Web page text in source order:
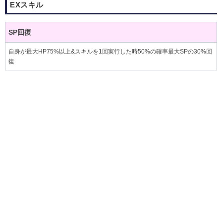
EXスキル
SP回復
自身が最大HP75%以上&スキルを1回実行した時50%の確率最大SPの30%回
復